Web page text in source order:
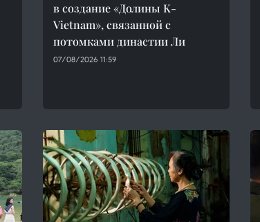
в создание «Долины K-
Vietnam», связанной с
потомками династии Ли
07/08/2026 11:59